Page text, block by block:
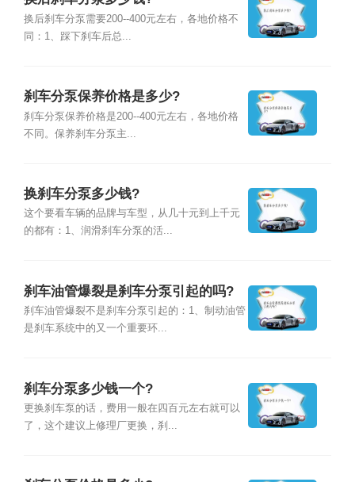
换后刹车分泵需要200--400元左右，各地价格不
同：1、踩下刹车后总...
刹车分泵保养价格是多少?
刹车分泵保养价格是200--400元左右，各地价格
不同。保养刹车分泵主...
换刹车分泵多少钱?
这个要看车辆的品牌与车型，从几十元到上千元
的都有：1、润滑刹车分泵的活...
刹车油管爆裂是刹车分泵引起的吗?
刹车油管爆裂不是刹车分泵引起的：1、制动油管
是刹车系统中的又一个重要环...
刹车分泵多少钱一个?
更换刹车泵的话，费用一般在四百元左右就可以
了，这个建议上修理厂更换，刹...